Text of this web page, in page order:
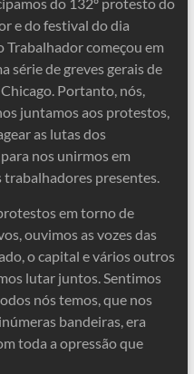
e do festival do dia
Trabalhador começou em
série de greves gerais de
Portanto, nós,
juntamos aos protestos,
as lutas dos
nos unirmos em
presentes.
em torno de
ouvimos as vozes das
o capital e vários outros
lutar juntos. Sentimos
nós temos, que nos
bandeiras, era
toda a opressão que